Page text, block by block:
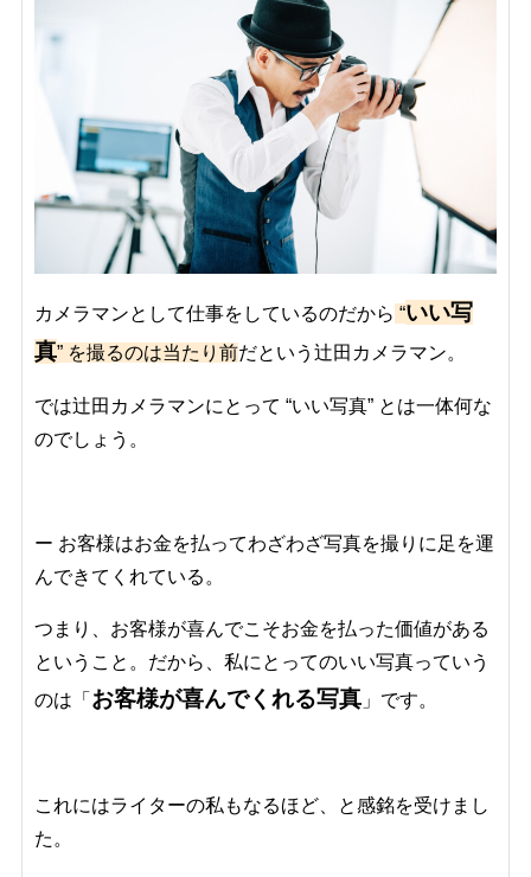
カメラマンとして仕事をしているのだから “いい写
真” を撮るのは当たり前だという辻田カメラマン。
では辻田カメラマンにとって “いい写真” とは一体何な
のでしょう。
ー お客様はお金を払ってわざわざ写真を撮りに足を運
んできてくれている。
つまり、お客様が喜んでこそお金を払った価値がある
ということ。だから、私にとってのいい写真っていう
のは「 お客様が喜んでくれる写真」です。
これにはライターの私もなるほど、と感銘を受けまし
た。